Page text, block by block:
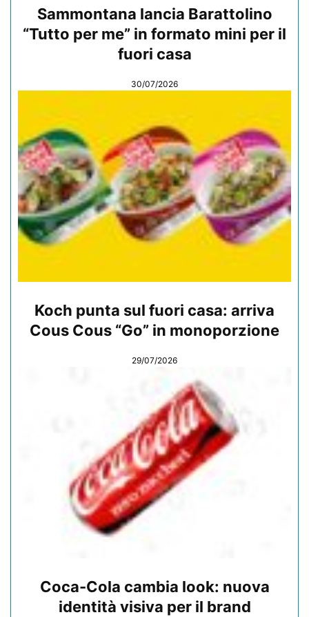
Sammontana lancia Barattolino
“Tutto per me” in formato mini per il
fuori casa
30/07/2026
Koch punta sul fuori casa: arriva
Cous Cous “Go” in monoporzione
29/07/2026
Coca-Cola cambia look: nuova
identità visiva per il brand